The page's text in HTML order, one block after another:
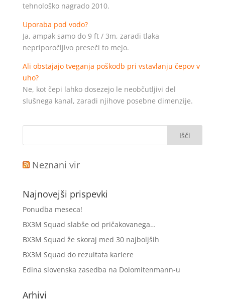
tehnološko nagrado 2010.
Uporaba pod vodo?
Ja, ampak samo do 9 ft / 3m, zaradi tlaka
nepriporočljivo preseči to mejo.
Ali obstajajo tveganja poškodb pri vstavlanju čepov v
uho?
Ne, kot čepi lahko dosezejo le neobčutljivi del
slušnega kanal, zaradi njihove posebne dimenzije.
Neznani vir
Najnovejši prispevki
Ponudba meseca!
BX3M Squad slabše od pričakovanega…
BX3M Squad že skoraj med 30 najboljših
BX3M Squad do rezultata kariere
Edina slovenska zasedba na Dolomitenmann-u
Arhivi